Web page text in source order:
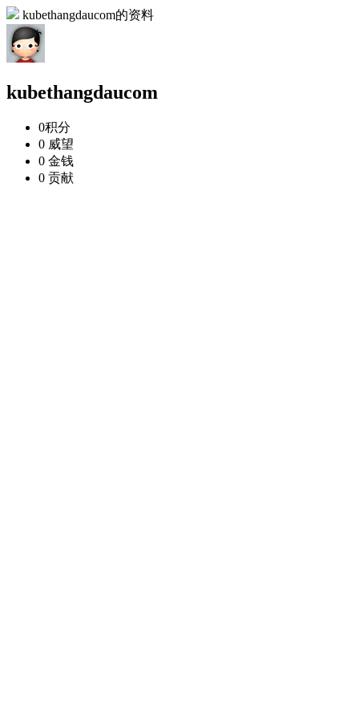
kubethangdaucom的资料
kubethangdaucom
0积分
0 威望
0 金钱
0 贡献